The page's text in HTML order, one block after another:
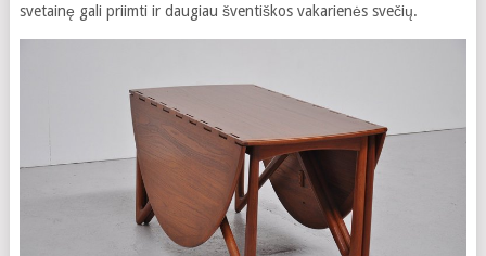
svetainę gali priimti ir daugiau šventiškos vakarienės svečių.